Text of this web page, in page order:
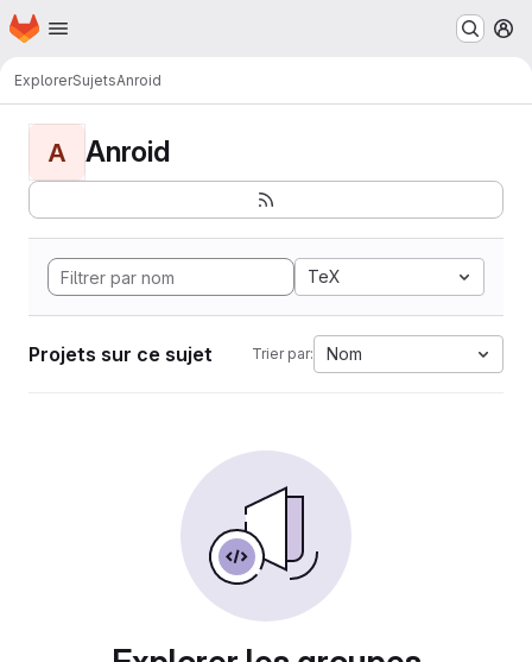
Passer au contenu principal
Page d'accueil
ExplorerSujetsAnroid
A Anroid
TeX
Projets sur ce sujet Trier par: Nom